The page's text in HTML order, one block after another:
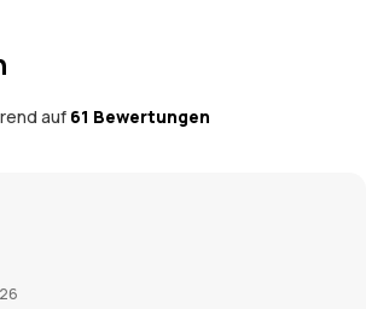
auf 61 Bewertungen